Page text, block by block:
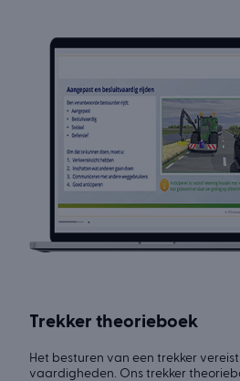
Trekker theorieboek
Het besturen van een trekker
vaardigheden. Ons trekker